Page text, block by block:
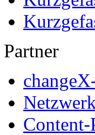
Partner
Content-